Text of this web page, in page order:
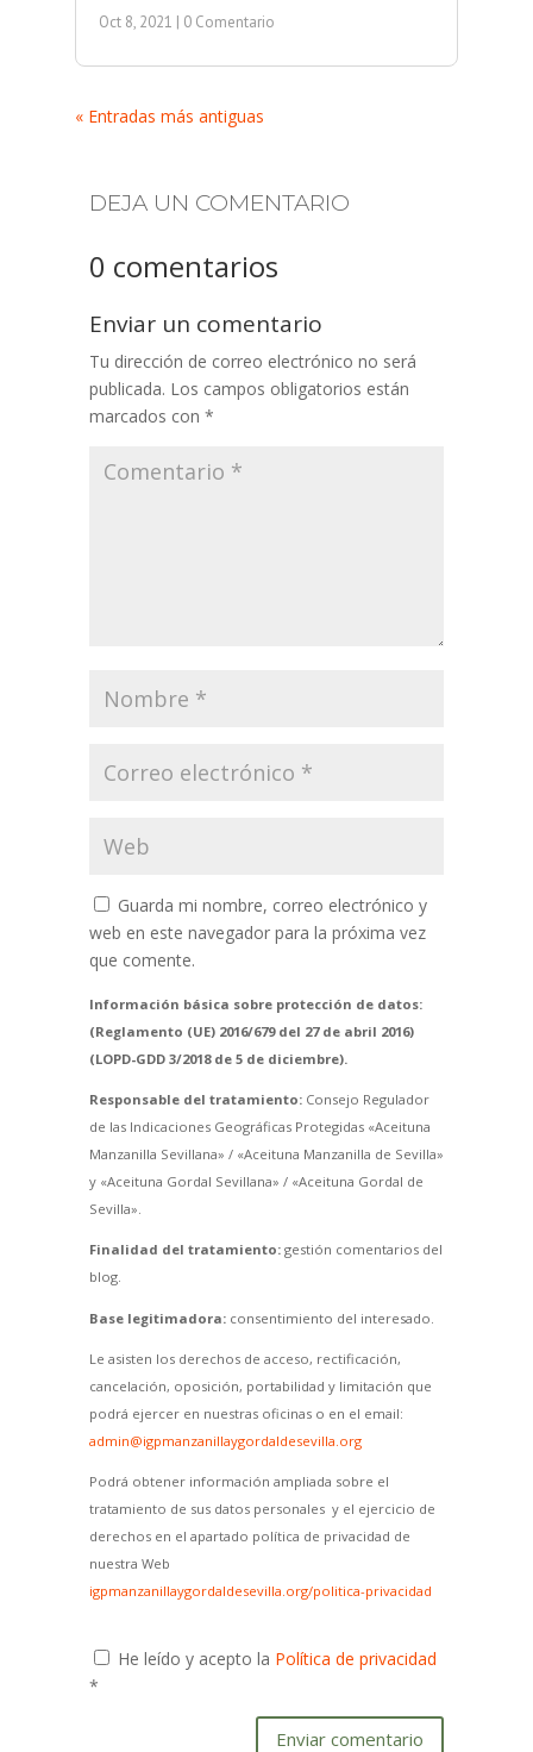
Oct 8, 2021 | 0 Comentario
« Entradas más antiguas
DEJA UN COMENTARIO
0 comentarios
Enviar un comentario
Tu dirección de correo electrónico no será
publicada. Los campos obligatorios están
marcados con *
Guarda mi nombre, correo electrónico y
web en este navegador para la próxima vez
que comente.
Información básica sobre protección de datos:
(Reglamento (UE) 2016/679 del 27 de abril 2016)
(LOPD-GDD 3/2018 de 5 de diciembre).
Responsable del tratamiento:Consejo Regulador
de las Indicaciones Geográficas Protegidas «Aceituna
Manzanilla Sevillana» / «Aceituna Manzanilla de Sevilla»
y «Aceituna Gordal Sevillana» / «Aceituna Gordal de
Sevilla».
Finalidad del tratamiento:gestión comentarios del
blog.
Base legitimadora:consentimiento del interesado.
Le asisten los derechos de acceso, rectificación,
cancelación, oposición, portabilidad y limitación que
podrá ejercer en nuestras oficinas o en el email:
admin@igpmanzanillaygordaldesevilla.org
Podrá obtener información ampliada sobre el
tratamiento de sus datos personales y el ejercicio de
derechos en el apartado política de privacidad de
nuestra Web
igpmanzanillaygordaldesevilla.org/politica-privacidad
He leído y acepto la Política de privacidad
*
Enviar comentario